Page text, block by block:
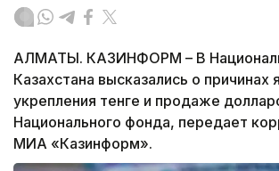
АЛМАТЫ. КАЗИНФОРМ – В
Казахстана высказались о причинах
укрепления тенге и продаже
Национального фонда, передает
МИА «Казинформ».